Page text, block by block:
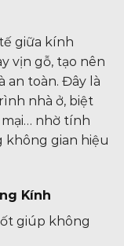
giữa kính
vịn gỗ, tạo nên
an toàn. Đây là
nhà ở, biệt
nhờ tính
không gian hiệu
Kính
giúp không